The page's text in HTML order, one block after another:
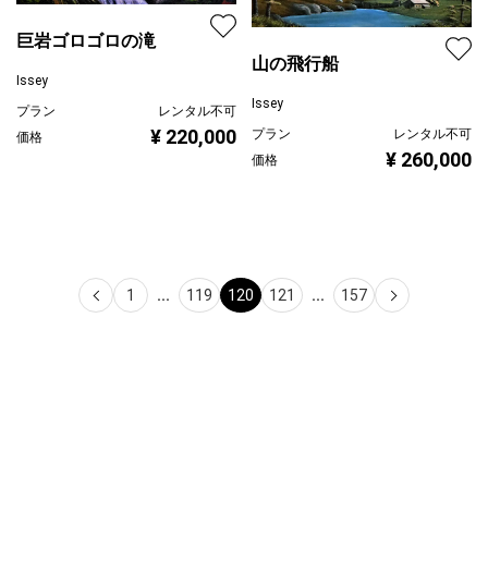
巨岩ゴロゴロの滝
Issey
プラン
レンタル不可
価格
¥ 220,000
山の飛行船
Issey
プラン
レンタル不可
価格
¥ 260,000
1 ... 119 120 121 ... 157